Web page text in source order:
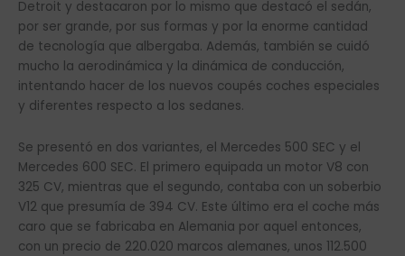
Detroit y destacaron por lo mismo que destacó el sedán,
por ser grande, por sus formas y por la enorme cantidad
de tecnología que albergaba. Además, también se cuidó
mucho la aerodinámica y la dinámica de conducción,
intentando hacer de los nuevos coupés coches especiales
y diferentes respecto a los sedanes.
Se presentó en dos variantes, el Mercedes 500 SEC y el
Mercedes 600 SEC. El primero equipada un motor V8 con
325 CV, mientras que el segundo, contaba con un soberbio
V12 que presumía de 394 CV. Este último era el coche más
caro que se fabricaba en Alemania por aquel entonces,
con un precio de 220.020 marcos alemanes, unos 112.500